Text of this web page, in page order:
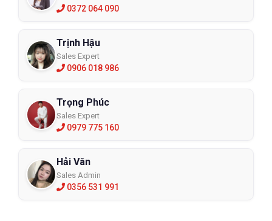
0372 064 090
Trịnh Hậu
Sales Expert
0906 018 986
Trọng Phúc
Sales Expert
0979 775 160
Hải Vân
Sales Admin
0356 531 991